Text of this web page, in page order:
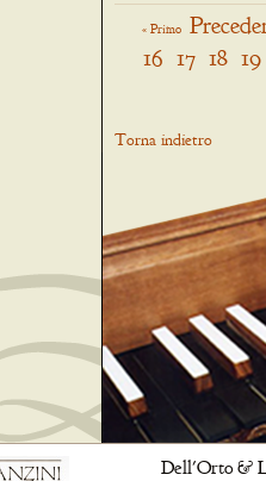
« Primo
16 17 18 19
Torna indietro
Dell'Orto &